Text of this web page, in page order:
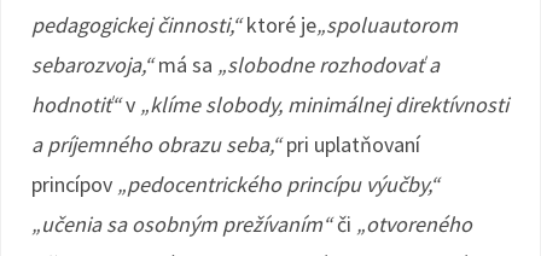
pedagogickej činnosti,“ktoré je„spoluautorom
sebarozvoja,“má sa „slobodne rozhodovať a
hodnotiť“v „klíme slobody, minimálnej direktívnosti
a príjemného obrazu seba,“pri uplatňovaní
princípov „pedocentrického princípu výučby,“
„učenia sa osobným prežívaním“či „otvoreného